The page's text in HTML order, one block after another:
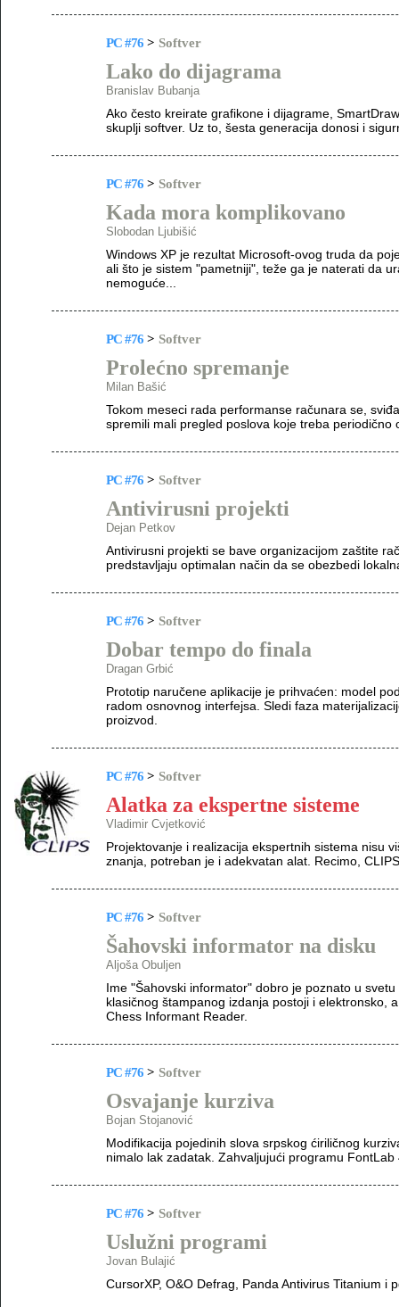
PC #76 > Softver
Lako do dijagrama
Branislav Bubanja
Ako često kreirate grafikone i dijagrame,
skuplji softver. Uz to, šesta generacija donosi i
PC #76 > Softver
Kada mora komplikovano
Slobodan Ljubišić
Windows XP je rezultat Microsoft-ovog truda da
ali što je sistem "pametniji", teže ga je naterati da
nemoguće...
PC #76 > Softver
Prolećno spremanje
Milan Bašić
Tokom meseci rada performanse računara se,
spremili mali pregled poslova koje treba periodično
PC #76 > Softver
Antivirusni projekti
Dejan Petkov
Antivirusni projekti se bave organizacijom zaštite
predstavljaju optimalan način da se obezbedi
PC #76 > Softver
Dobar tempo do finala
Dragan Grbić
Prototip naručene aplikacije je prihvaćen: model
radom osnovnog interfejsa. Sledi faza
proizvod.
PC #76 > Softver
Alatka za ekspertne sisteme
Vladimir Cvjetković
Projektovanje i realizacija ekspertnih sistema nisu
znanja, potreban je i adekvatan alat. Recimo,
PC #76 > Softver
Šahovski informator na disku
Aljoša Obuljen
Ime "Šahovski informator" dobro je poznato u
klasičnog štampanog izdanja postoji i elektronsko,
Chess Informant Reader.
PC #76 > Softver
Osvajanje kurziva
Bojan Stojanović
Modifikacija pojedinih slova srpskog ćiriličnog
nimalo lak zadatak. Zahvaljujući programu
PC #76 > Softver
Uslužni programi
Jovan Bulajić
CursorXP, O&O Defrag, Panda Antivirus Titanium i